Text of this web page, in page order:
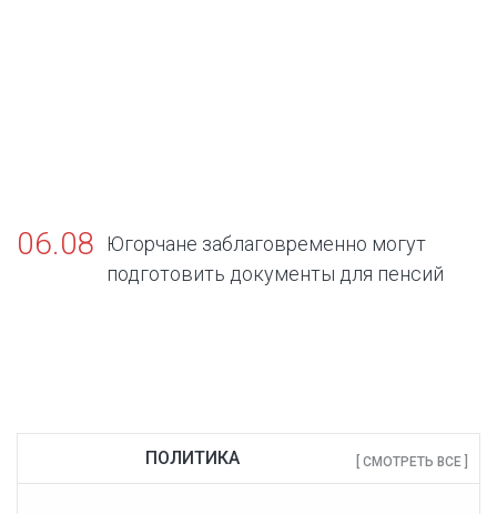
06.08
Югорчане заблаговременно могут
подготовить документы для пенсий
ПОЛИТИКА [ СМОТРЕТЬ ВСЕ ]